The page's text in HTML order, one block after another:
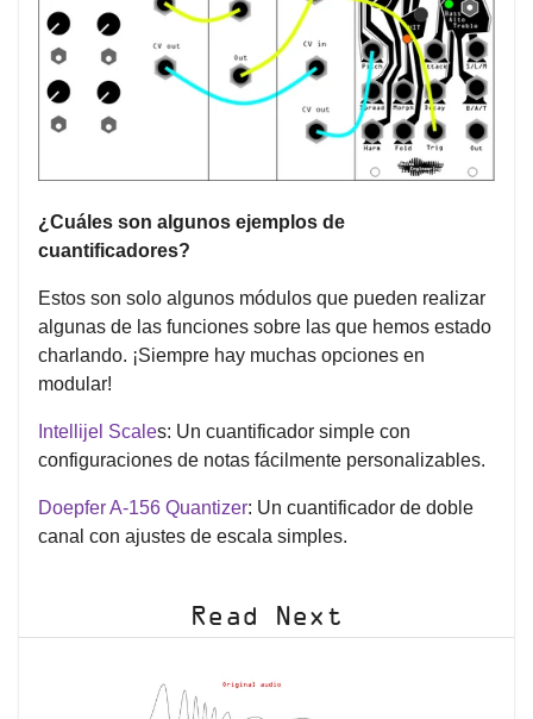
¿Cuáles son algunos ejemplos de
cuantificadores?
Estos son solo algunos módulos que pueden realizar
algunas de las funciones sobre las que hemos estado
charlando. ¡Siempre hay muchas opciones en
modular!
Intellijel Scales: Un cuantificador simple con
configuraciones de notas fácilmente personalizables.
Doepfer A-156 Quantizer: Un cuantificador de doble
canal con ajustes de escala simples.
Read Next